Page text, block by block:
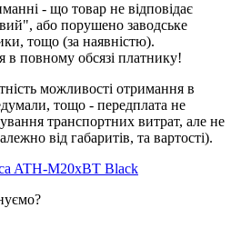
- що товар не відповідає
або порушено заводське
тощо (за наявністю).
в повному обсязі платнику!
можливості отримання в
тощо - передплата не
транспортних витрат, але не
від габаритів, та вартості).
ATH-M20xBT Black